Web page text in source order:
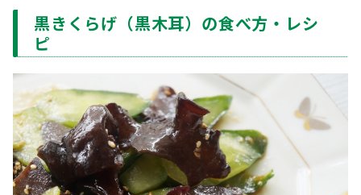
黒きくらげ（黒木耳）の食べ方・レシ
ピ